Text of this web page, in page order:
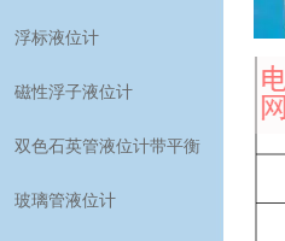
浮标液位计
磁性浮子液位计
双色石英管液位计带平衡
管
玻璃管液位计